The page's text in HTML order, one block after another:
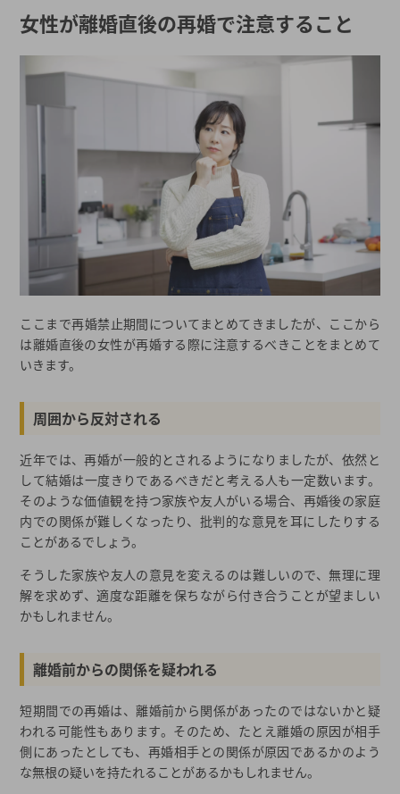
女性が離婚直後の再婚で注意すること
ここまで再婚禁止期間についてまとめてきましたが、ここから
は離婚直後の女性が再婚する際に注意するべきことをまとめて
いきます。
周囲から反対される
近年では、再婚が一般的とされるようになりましたが、依然と
して結婚は一度きりであるべきだと考える人も一定数います。
そのような価値観を持つ家族や友人がいる場合、再婚後の家庭
内での関係が難しくなったり、批判的な意見を耳にしたりする
ことがあるでしょう。
そうした家族や友人の意見を変えるのは難しいので、無理に理
解を求めず、適度な距離を保ちながら付き合うことが望ましい
かもしれません。
離婚前からの関係を疑われる
短期間での再婚は、離婚前から関係があったのではないかと疑
われる可能性もあります。そのため、たとえ離婚の原因が相手
側にあったとしても、再婚相手との関係が原因であるかのよう
な無根の疑いを持たれることがあるかもしれません。